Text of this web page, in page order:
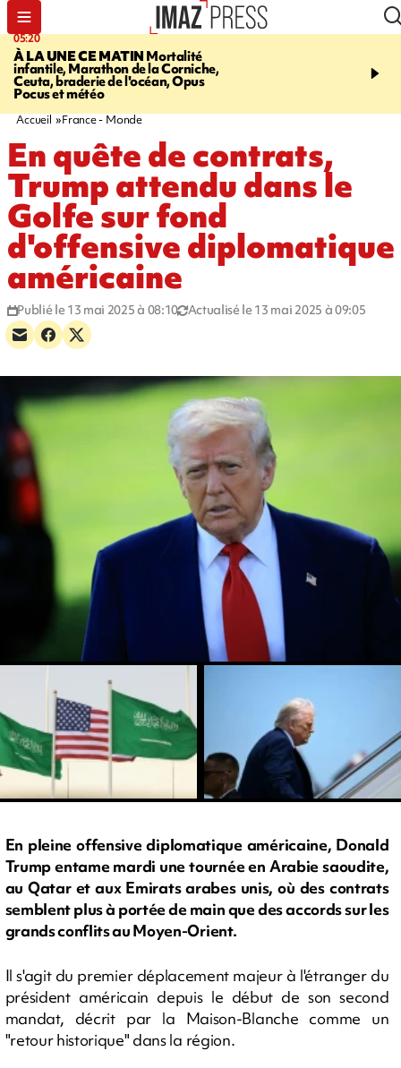
05:20
À LA UNE CE MATIN Mortalité
infantile, Marathon de la Corniche,
Ceuta, braderie de l'océan, Opus
Pocus et météo
06:29
Le mis
présenté à un juge ce
Accueil France - Monde
En quête de contrats,
Trump attendu dans le
Golfe sur fond
d'offensive diplomatique
américaine
Publié le 13 mai 2025 à 08:10 Actualisé le 13 mai 2025 à 09:05
En pleine offensive diplomatique américaine, Donald
Trump entame mardi une tournée en Arabie saoudite,
au Qatar et aux Emirats arabes unis, où des contrats
semblent plus à portée de main que des accords sur les
grands conflits au Moyen-Orient.
Il s'agit du premier déplacement majeur à l'étranger du
président américain depuis le début de son second
mandat, décrit par la Maison-Blanche comme un
"retour historique" dans la région.